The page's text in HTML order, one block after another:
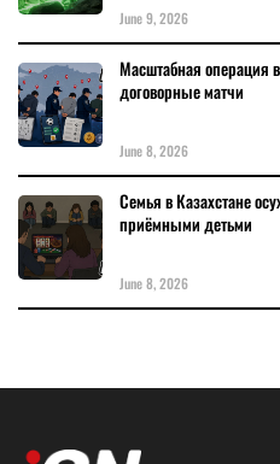
June 9, 2026
Масштабная операция
договорные матчи
June 8, 2026
Семья в Казахстане
приёмными детьми
June 8, 2026